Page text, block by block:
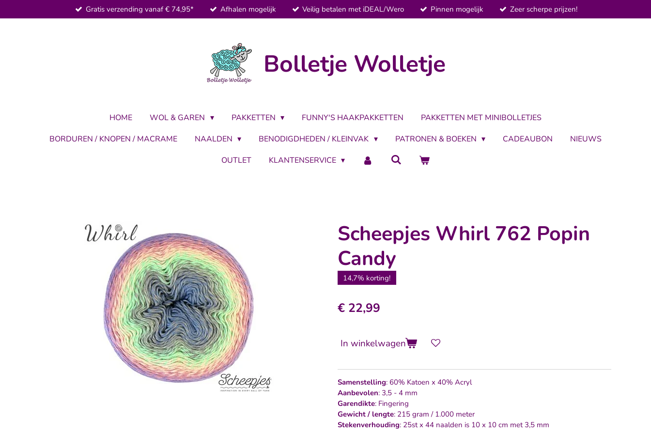
direct
Gratis verzending vanaf € 74,95* Afhalen mogelijk Veilig betalen met iDEAL/Wero Pinnen mogelijk Zeer scherpe prijzen!
Bolletje Wolletje
HOME WOL & GAREN PAKKETTEN FUNNY'S HAAKPAKKETTEN
PAKKETTEN MET MINIBOLLETJES
BORDUREN / KNOPEN / MACRAME
NAALDEN BENODIGDHEDEN / KLEINVAK PATRONEN & BOEKEN CADEAUBON
NIEUWS
OUTLET
KLANTENSERVICE
Scheepjes Whirl 762 Popin
Candy
14,7% korting!
€ 22,99
In winkelwagen
Samenstelling: 60% Katoen x 40% Acryl
Aanbevolen: 3,5 - 4 mm
Garendikte: Fingering
Gewicht / lengte: 215 gram / 1.000 meter
Stekenverhouding: 25st x 44 naalden is 10 x 10 cm met 3,5 mm